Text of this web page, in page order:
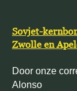
Sovjet-
Zwolle en
Door onze
Alonso